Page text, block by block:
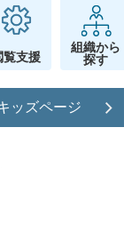
覧支援
組織から
探す
ッズページ